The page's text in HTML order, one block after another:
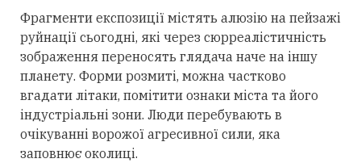
Фрагменти експозиції містять алюзію на пейзажі
руйнації сьогодні, які через сюрреалістичність
зображення переносять глядача наче на іншу
планету. Форми розмиті, можна частково
вгадати літаки, помітити ознаки міста та його
індустріальні зони. Люди перебувають в
очікуванні ворожої агресивної сили, яка
заповнює околиці.